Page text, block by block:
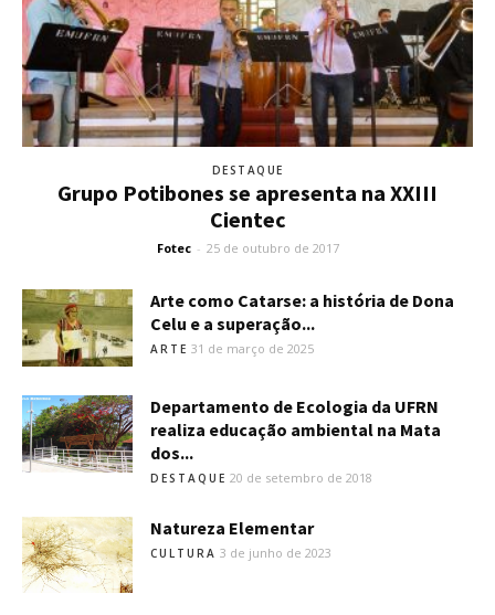
DESTAQUE
Grupo Potibones se apresenta na XXIII
Cientec
Fotec - 25 de outubro de 2017
Arte como Catarse: a história de Dona
Celu e a superação...
ARTE 31 de março de 2025
Departamento de Ecologia da UFRN
realiza educação ambiental na Mata
dos...
DESTAQUE 20 de setembro de 2018
Natureza Elementar
CULTURA 3 de junho de 2023